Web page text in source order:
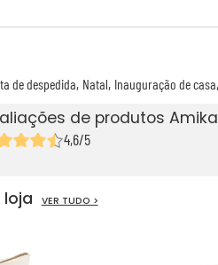
de despedida Natal Inauguração de casa
de produtos
4,6/5
loja VER TUDO >